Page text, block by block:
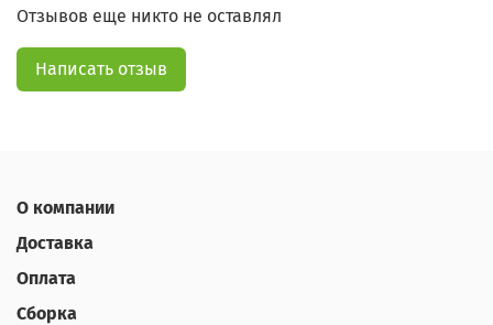
Отзывов еще никто не оставлял
Написать отзыв
О компании
Доставка
Оплата
Сборка